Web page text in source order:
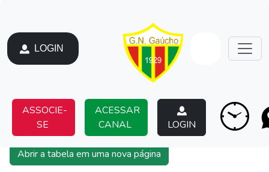
LOGIN
ASSOCIE-
SE
ACESSAR
CANAL
LOGIN
Abrir a tabela em uma nova página